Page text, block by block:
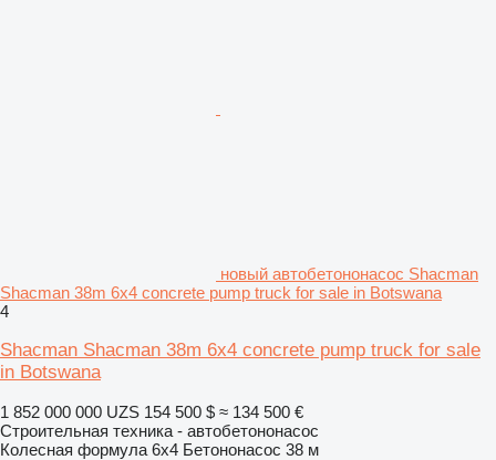
новый автобетононасос Shacman
Shacman 38m 6x4 concrete pump truck for sale in Botswana
4
Shacman Shacman 38m 6x4 concrete pump truck for sale
in Botswana
1 852 000 000 UZS 154 500 $ ≈ 134 500 €
Строительная техника - автобетононасос
Колесная формула 6x4 Бетононасос 38 м